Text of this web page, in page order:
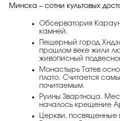
Минска – сотни культовых
Обсерватория
камней.
Пещерный город
прошлом веке жили
живописный
Монастырь Татев
плато. Считается
почитаемым.
Руины Звартноца.
началось крещение
Церкви, посвященные